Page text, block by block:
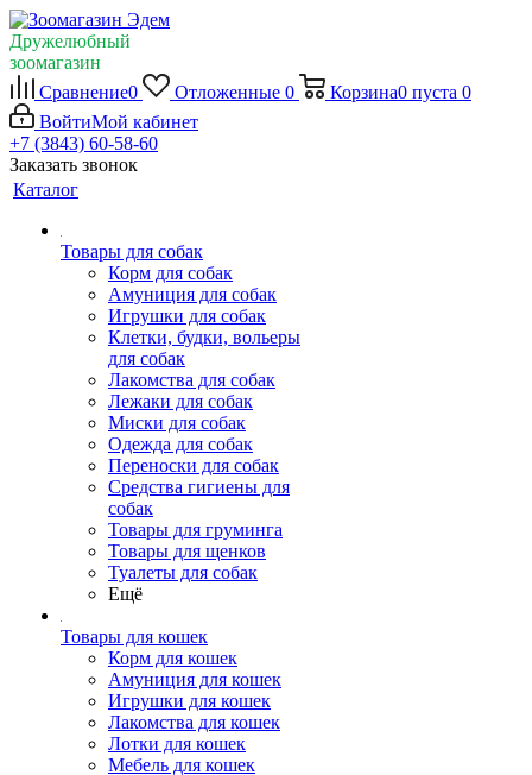
Дружелюбный
зоомагазин
Сравнение0 Отложенные 0 Корзина0 пуста 0
ВойтиМой кабинет
+7 (3843) 60-58-60
Заказать звонок
Каталог
Товары для собак
Корм для собак
Амуниция для собак
Игрушки для собак
Клетки, будки, вольеры
для собак
Лакомства для собак
Лежаки для собак
Миски для собак
Одежда для собак
Переноски для собак
Средства гигиены для
собак
Товары для груминга
Товары для щенков
Туалеты для собак
Ещё
Товары для кошек
Корм для кошек
Амуниция для кошек
Игрушки для кошек
Лакомства для кошек
Лотки для кошек
Мебель для кошек